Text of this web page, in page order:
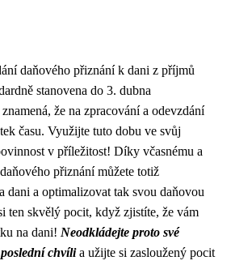
daňového přiznání k dani z příjmů
stanovena do 3. dubna
že na zpracování a odevzdání
času. Využijte tuto dobu ve svůj
v příležitost! Díky včasnému a
přiznání můžete totiž
dani a optimalizovat tak svou daňovou
ten skvělý pocit, když zjistíte, že vám
na dani! Neodkládejte proto své
chvília užijte si zasloužený pocit